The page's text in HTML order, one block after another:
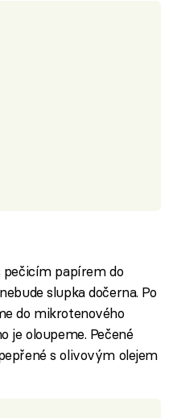
pečicím papírem do
slupka dočerna. Po
do mikrotenového
je oloupeme. Pečené
s olivovým olejem